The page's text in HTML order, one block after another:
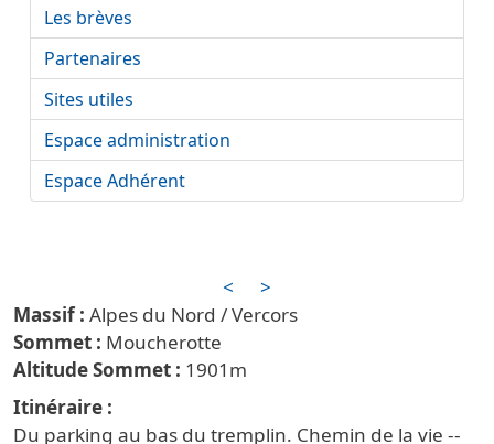
<
>
Alpes du Nord / Vercors
Moucherotte
1901
Itinéraire
Du parking au bas du tremplin. Chemin de la vie --
Les brèves
Partenaires
Sites utiles
Espace administration
Espace Adhérent